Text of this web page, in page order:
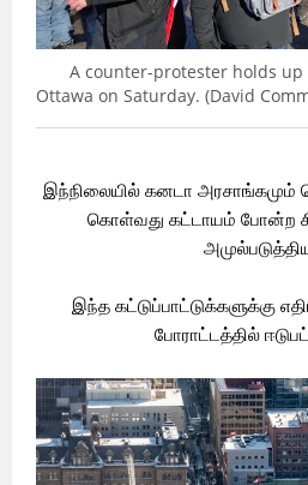
A counter-protester holds up
Ottawa on Saturday. (David
இந்நிலையில் கனடா அரசாங்கமும்
கொள்வது கட்டாயம் போன்ற
இந்த கட்டுப்பாட்டுக்களுக்கு
போராட்டத்தில்